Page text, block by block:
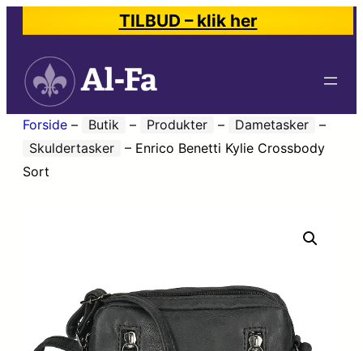
TILBUD – klik her
Forside – Butik – Produkter – Dametasker
–
Skuldertasker
– Enrico Benetti Kylie Crossbody
Sort